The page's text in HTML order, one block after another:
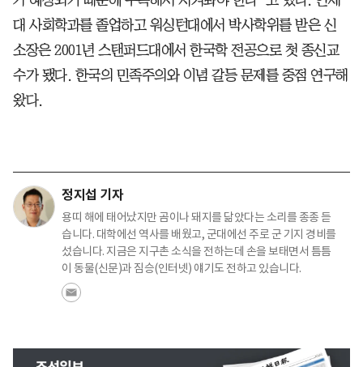
대 사회학과를 졸업하고 워싱턴대에서 박사학위를 받은 신
소장은 2001년 스탠퍼드대에서 한국학 전공으로 첫 종신교
수가 됐다. 한국의 민족주의와 이념 갈등 문제를 중점 연구해
왔다.
정지섭 기자
용띠 해에 태어났지만 곰이나 돼지를 닮았다는 소리를 종종 듣
습니다. 대학에선 역사를 배웠고, 군대에선 주로 군 기지 경비를
섰습니다. 지금은 지구촌 소식을 전하는데 손을 보태면서 틈틈
이 동물(신문)과 짐승(인터넷) 얘기도 전하고 있습니다.